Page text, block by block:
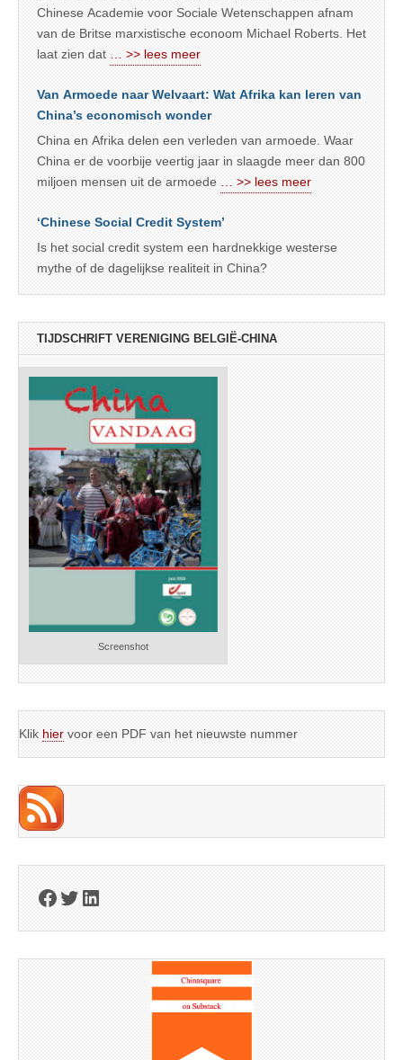
Chinese Academie voor Sociale Wetenschappen afnam
van de Britse marxistische econoom Michael Roberts. Het
laat zien dat
… >> lees meer
Van Armoede naar Welvaart: Wat Afrika kan leren van
China’s economisch wonder
China en Afrika delen een verleden van armoede. Waar
China er de voorbije veertig jaar in slaagde meer dan 800
miljoen mensen uit de armoede
… >> lees meer
‘Chinese Social Credit System’
Is het social credit system een hardnekkige westerse
mythe of de dagelijkse realiteit in China?
TIJDSCHRIFT VERENIGING BELGIË-CHINA
Screenshot
Klik hier voor een PDF van het nieuwste nummer
Facebook
Twitter
LinkedIn